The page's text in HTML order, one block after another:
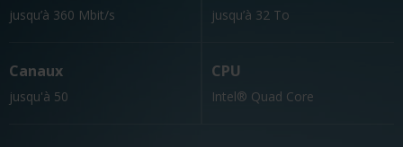
jusqu’à 360 Mbit/s jusqu’à 32 To
Canaux
jusqu'à 50
CPU
Intel® Quad Core